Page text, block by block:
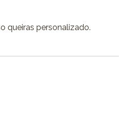
queiras personalizado.